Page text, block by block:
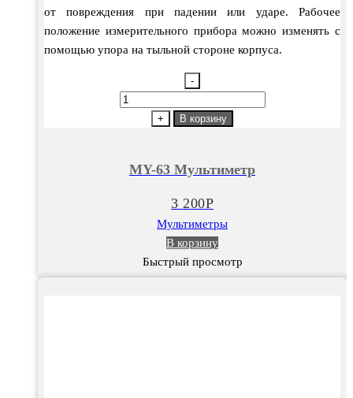
от повреждения при падении или ударе. Рабочее
положение измерительного прибора можно изменять с
помощью упора на тыльной стороне корпуса.
-
Количество
Мультиметр
+ В корзину
MY-63 Мультиметр
3 200Р
Мультиметры
В корзину
Быстрый просмотр